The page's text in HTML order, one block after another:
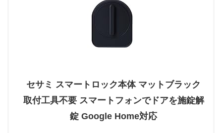
セサミ スマートロック本体 マットブラック
取付工具不要 スマートフォンでドアを施錠解
錠 Google Home対応